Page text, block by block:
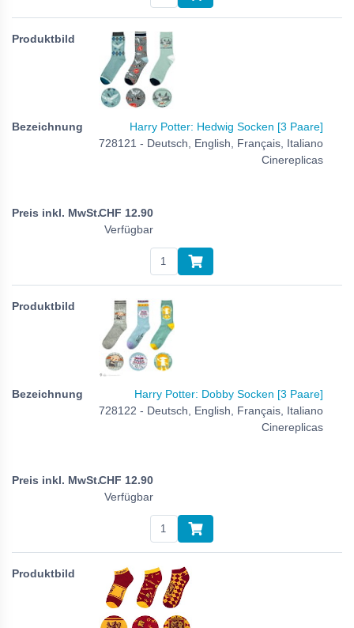
Harry Potter: Hedwig Socken [3 Paare]
728121 - Deutsch, English, Français, Italiano
Cinereplicas
CHF 12.90
Verfügbar
Harry Potter: Dobby Socken [3 Paare]
728122 - Deutsch, English, Français, Italiano
Cinereplicas
CHF 12.90
Verfügbar